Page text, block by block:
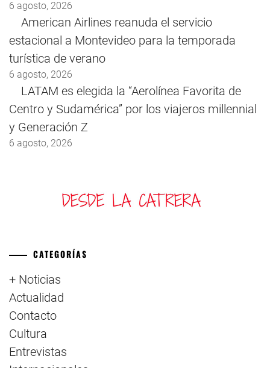
6 agosto, 2026
American Airlines reanuda el servicio
estacional a Montevideo para la temporada
turística de verano
6 agosto, 2026
LATAM es elegida la “Aerolínea Favorita de
Centro y Sudamérica” por los viajeros millennial
y Generación Z
6 agosto, 2026
CATEGORÍAS
+ Noticias
Actualidad
Contacto
Cultura
Entrevistas